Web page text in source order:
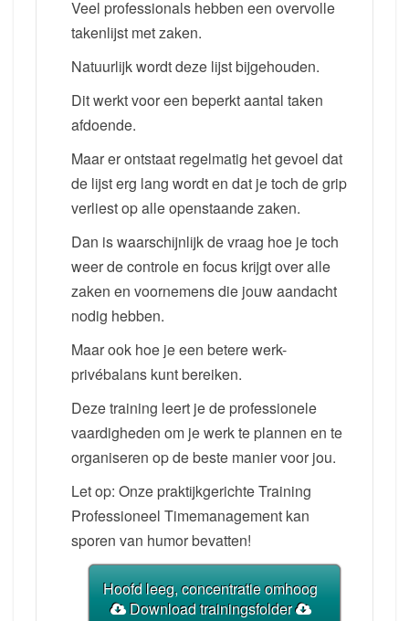
Veel professionals hebben een overvolle
takenlijst met zaken.
Natuurlijk wordt deze lijst bijgehouden.
Dit werkt voor een beperkt aantal taken
afdoende.
Maar er ontstaat regelmatig het gevoel dat
de lijst erg lang wordt en dat je toch de grip
verliest op alle openstaande zaken.
Dan is waarschijnlijk de vraag hoe je toch
weer de controle en focus krijgt over alle
zaken en voornemens die jouw aandacht
nodig hebben.
Maar ook hoe je een betere werk-
privébalans kunt bereiken.
Deze training leert je de professionele
vaardigheden om je werk te plannen en te
organiseren op de beste manier voor jou.
Let op: Onze praktijkgerichte Training
Professioneel Timemanagement kan
sporen van humor bevatten!
Hoofd leeg, concentratie omhoog
Download trainingsfolder